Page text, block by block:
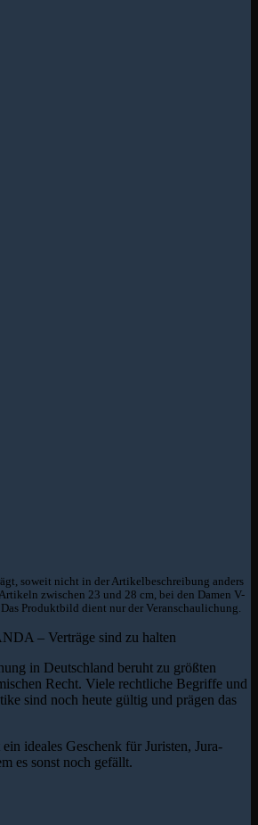
soweit nicht in der Artikelbeschreibung anders
zwischen 23 und 28 cm, bei den Damen V-
Produktbild dient nur der Veranschaulichung.
– Verträge sind zu halten
in Deutschland beruht zu größten
Recht. Viele rechtliche Begriffe und
sind noch heute gültig und prägen das
ideales Geschenk für Juristen, Jura-
es sonst noch gefällt.